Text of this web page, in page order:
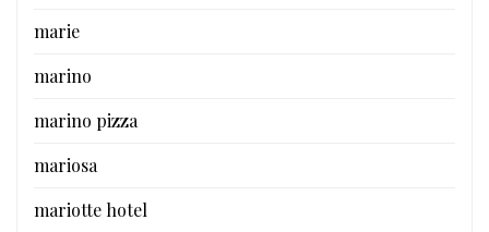
marie
marino
marino pizza
mariosa
mariotte hotel